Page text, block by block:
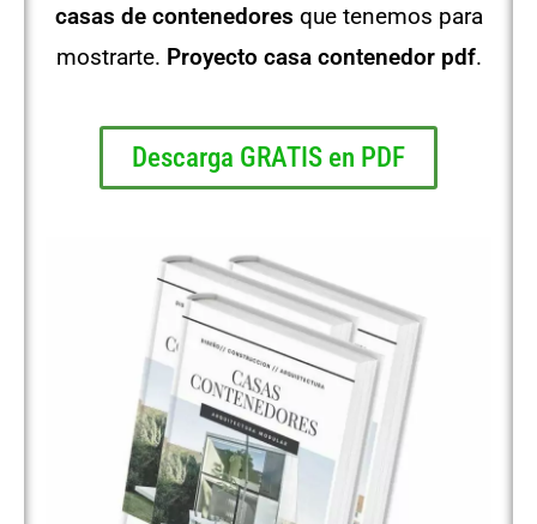
casas de contenedores que tenemos para
mostrarte. Proyecto casa contenedor pdf.
Descarga GRATIS en PDF